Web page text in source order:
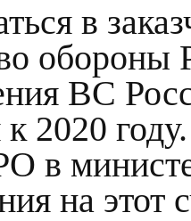
в
обороны
ВС
2020
в
на этот